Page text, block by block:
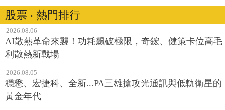
股票 ‧ 熱門排行
2026.08.06
AI散熱革命來襲！功耗飆破極限，奇鋐、健策卡位高毛
利散熱新戰場
2026.08.05
穩懋、宏捷科、全新...PA三雄搶攻光通訊與低軌衛星的
黃金年代